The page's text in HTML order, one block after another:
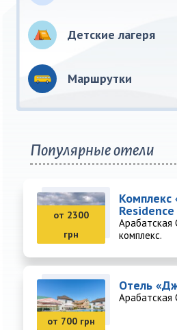
Детские лагеря
Маршрутки
Популярные отели
от 2300
грн
Комплекс
Арабатская
комплекс.
от 700 грн
Отель
Арабатская